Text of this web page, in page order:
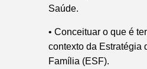
Saúde.
•Conceituar o que é
contexto da Estratégia
Família (ESF).